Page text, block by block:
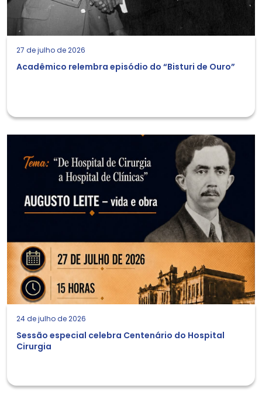
27 de julho de 2026
Acadêmico relembra episódio do “Bisturi de Ouro”
24 de julho de 2026
Sessão especial celebra Centenário do Hospital
Cirurgia